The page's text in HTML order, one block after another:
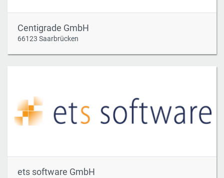
Centigrade GmbH
66123 Saarbrücken
ets software GmbH